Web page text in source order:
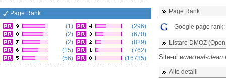
Page Rank
(1)
(2)
(2)
(15)
(56)
(296)
(670)
(829)
(762)
(16735)
Page Rank
Google page rank:
Listare DMOZ
Site-ul www.real-
Alte detalii